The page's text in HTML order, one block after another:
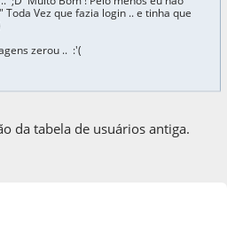
Vez que fazia login .. e tinha que
zerou .. :'(
da tabela de usuários antiga.